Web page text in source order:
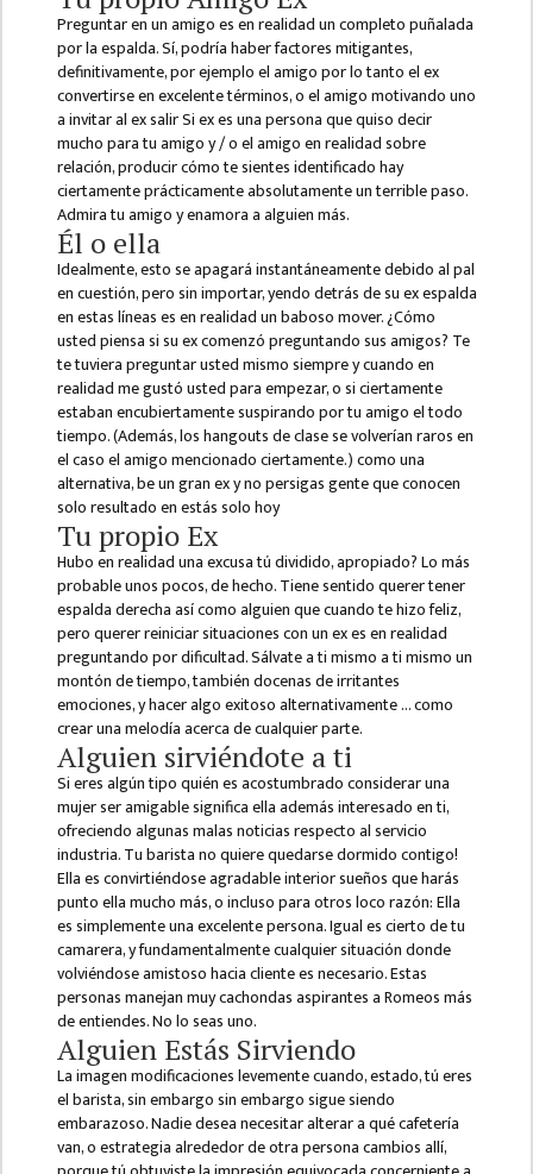
PROGRAMS
& POLICIES
STRUCTURE
METHODS &
TECHNIQUES
RULES &
REGULATION
KMC INTAKE
CAPACITY
RESULT
REPORTS &
PUBLICATION
AUDIT
REPORT
ANNUAL
REPORT
TRACER
STUDY
REPORT
JOURNAL &
BULLETIN
BROCHURE
PROSPECTUS
CURRICULUM &
SYLLABUS
MANAGEMENT(BBS)
BBS FIRST YEAR
BBS SECOND YEAR
BBS THIRD YEAR
BBS FOURTH YEAR
Preguntar en un amigo es en realidad un completo puñalada
por la espalda. Sí, podría haber factores mitigantes,
definitivamente, por ejemplo el amigo por lo tanto el ex
convertirse en excelente términos, o el amigo motivando uno
a invitar al ex salir Si ex es una persona que quiso decir
mucho para tu amigo y / o el amigo en realidad sobre
relación, producir cómo te sientes identificado hay
ciertamente prácticamente absolutamente un terrible paso.
Admira tu amigo y enamora a alguien más.
Él o ella ​​
Idealmente, esto se apagará instantáneamente debido al pal
en cuestión, pero sin importar, yendo detrás de su ex ​​espalda
en estas líneas es en realidad un baboso mover. ¿Cómo
usted piensa si su ex comenzó preguntando sus amigos? Te
te tuviera preguntar usted mismo siempre y cuando en
realidad me gustó usted para empezar, o si ciertamente
estaban encubiertamente suspirando por tu amigo el todo
tiempo. (Además, los hangouts de clase se volverían raros en
el caso el amigo mencionado ciertamente.) como una
alternativa, be un gran ex y no persigas gente que conocen
solo resultado en estás solo hoy
Tu propio Ex
Hubo en realidad una excusa tú dividido, apropiado? Lo más
probable unos pocos, de hecho. Tiene sentido querer tener
espalda derecha así como alguien que cuando te hizo feliz,
pero querer reiniciar situaciones con un ex es en realidad
preguntando por dificultad. Sálvate a ti mismo a ti mismo un
montón de tiempo, también docenas de irritantes
emociones, y hacer algo exitoso alternativamente … como
crear una melodía acerca de cualquier parte.
Alguien sirviéndote a ti
Si eres algún tipo quién es acostumbrado considerar una
mujer ser amigable significa ella además interesado en ti,
ofreciendo algunas malas noticias respecto al servicio
industria. Tu barista no quiere quedarse dormido contigo!
Ella es convirtiéndose agradable interior sueños que harás
punto ella mucho más, o incluso para otros loco razón: Ella
es simplemente una excelente persona. Igual es cierto de tu
camarera, y fundamentalmente cualquier situación donde
volviéndose amistoso hacia cliente es necesario. Estas
personas manejan muy cachondas aspirantes a Romeos más
de entiendes. No lo seas uno.
Alguien Estás Sirviendo
La imagen modificaciones levemente cuando, estado, tú eres
el barista, sin embargo sin embargo sigue siendo
embarazoso. Nadie desea necesitar alterar a qué cafetería
van, o estrategia alrededor de otra persona cambios allí,